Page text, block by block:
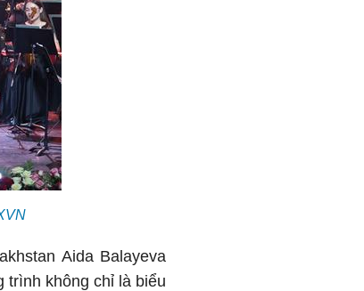
Aida Balayeva
trình không chỉ là biểu